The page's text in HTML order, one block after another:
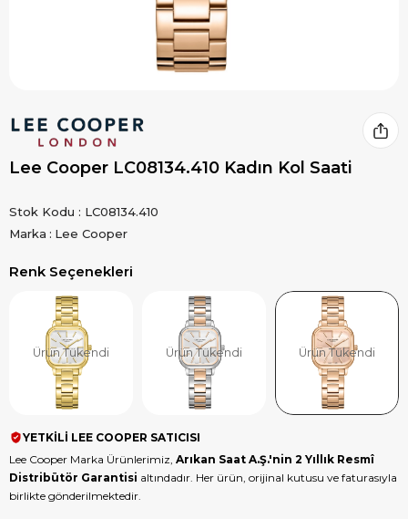
Lee Cooper LC08134.410 Kadın Kol Saati
Stok Kodu
LC08134.410
Marka : Lee Cooper
Renk Seçenekleri
Ürün Tükendi Ürün Tükendi Ürün Tükendi
YETKİLİ LEE COOPER SATICISI
Lee Cooper Marka Ürünlerimiz, Arıkan Saat A.Ş.'nin 2 Yıllık Resmî
Distribütör Garantisi altındadır. Her ürün, orijinal kutusu ve faturasıyla
birlikte gönderilmektedir.